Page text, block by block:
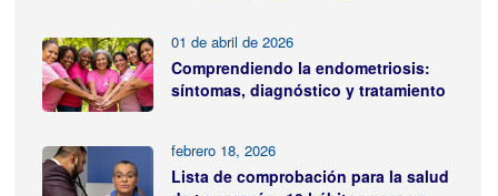
01 de abril de 2026
Comprendiendo la endometriosis:
síntomas, diagnóstico y tratamiento
febrero 18, 2026
Lista de comprobación para la salud